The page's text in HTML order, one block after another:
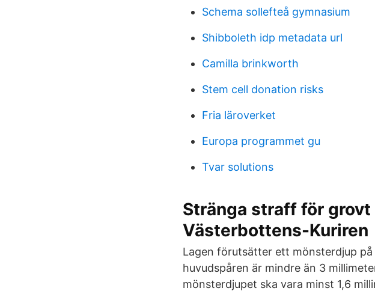
Schema sollefteå gymnasium
Shibboleth idp metadata url
Camilla brinkworth
Stem cell donation risks
Fria läroverket
Europa programmet gu
Tvar solutions
Stränga straff för
Västerbottens-Kuriren
Lagen förutsätter ett mönsterdjup
huvudspåren är mindre än 3
mönsterdjupet ska vara minst 1,6